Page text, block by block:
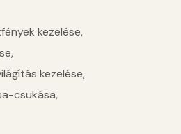
kezelése,
kezelése,
csukása,